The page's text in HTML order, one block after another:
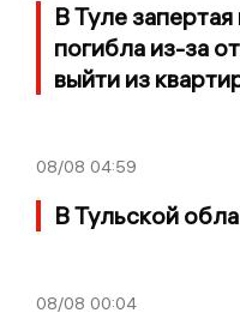
В Туле
погибла из-за
выйти из
08/08 04:59
В Тульской
08/08 00:04